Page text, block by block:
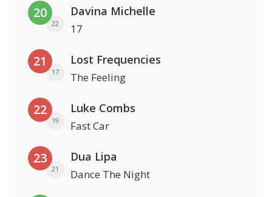
20
22
Davina Michelle
17
21
17
Lost Frequencies
The Feeling
22
19
Luke Combs
Fast Car
23
21
Dua Lipa
Dance The Night